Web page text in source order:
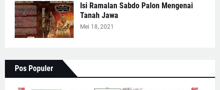
Isi Ramalan Sabdo Palon Mengenai
Tanah Jawa
Mei 18, 2021
Pos Populer